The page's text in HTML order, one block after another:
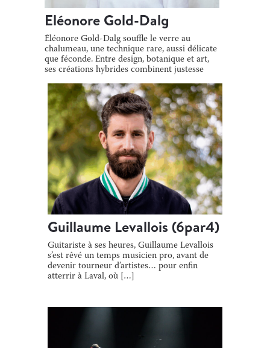
Eléonore Gold-Dalg
Éléonore Gold-Dalg souffle le verre au
chalumeau, une technique rare, aussi délicate
que féconde. Entre design, botanique et art,
ses créations hybrides combinent justesse
Guillaume Levallois (6par4)
Guitariste à ses heures, Guillaume Levallois
s’est rêvé un temps musicien pro, avant de
devenir tourneur d’artistes… pour enfin
atterrir à Laval, où […]